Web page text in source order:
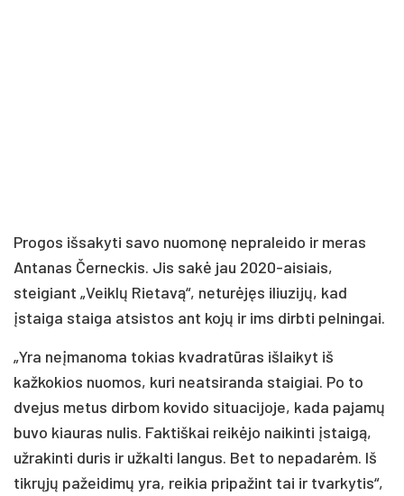
Progos išsakyti savo nuomonę nepraleido ir meras
Antanas Černeckis. Jis sakė jau 2020-aisiais,
steigiant „Veiklų Rietavą“, neturėjęs iliuzijų, kad
įstaiga staiga atsistos ant kojų ir ims dirbti pelningai.
„Yra neįmanoma tokias kvadratūras išlaikyt iš
kažkokios nuomos, kuri neatsiranda staigiai. Po to
dvejus metus dirbom kovido situacijoje, kada pajamų
buvo kiauras nulis. Faktiškai reikėjo naikinti įstaigą,
užrakinti duris ir užkalti langus. Bet to nepadarėm. Iš
tikrųjų pažeidimų yra, reikia pripažint tai ir tvarkytis“,